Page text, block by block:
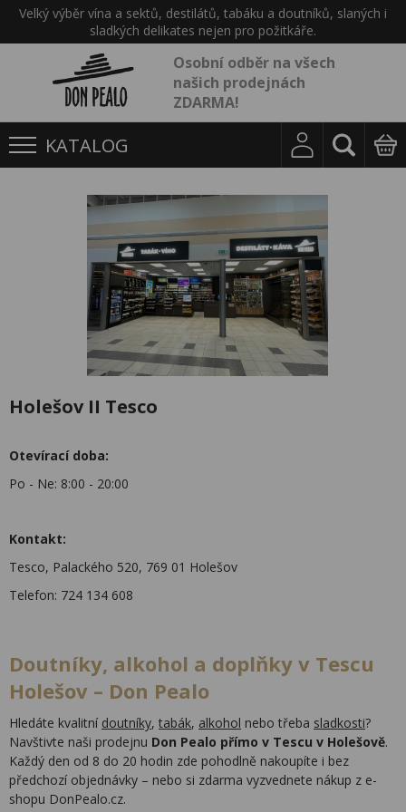
Velký výběr vína a sektů, destilátů, tabáku a doutníků, slaných i
sladkých delikates nejen pro požitkáře.
Osobní odběr na všech
našich prodejnách
ZDARMA!
KATALOG
Holešov II Tesco
Otevírací doba:
Po - Ne: 8:00 - 20:00
Kontakt:
Tesco, Palackého 520, 769 01 Holešov
Telefon: 724 134 608
Doutníky, alkohol a doplňky v Tescu
Holešov – Don Pealo
Hledáte kvalitní doutníky, tabák, alkohol nebo třeba sladkosti?
Navštivte naši prodejnu Don Pealo přímo v Tescu v Holešově.
Každý den od 8 do 20 hodin zde pohodlně nakoupíte i bez
předchozí objednávky – nebo si zdarma vyzvednete nákup z e-
shopu DonPealo.cz.